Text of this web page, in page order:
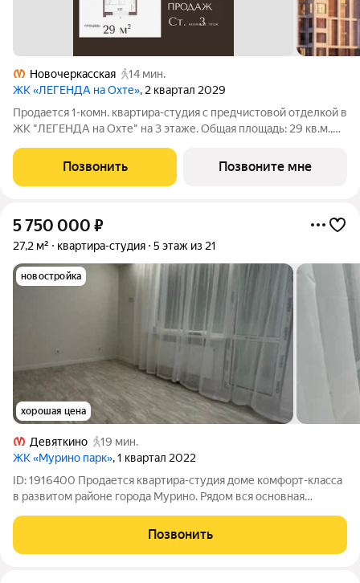
Новочеркасская
14 мин.
ЖК «ЛЕГЕНДА на Охте», 2 квартал 2029
Продается 1-комн. квартира-студия с предчистовой отделкой в
ЖК "ЛЕГЕНДА на Охте" на 3 этаже. Общая площадь: 29 кв.м.,
кухонную зону. Все окна выходят на одну сторону. В квартире
один
Позвонить Позвоните мне
5 750 000 ₽
27,2 м² квартира-студия 5 этаж из 21
новостройка
хорошая цена
Девяткино
19 мин.
ЖК «Мурино парк», 1 квартал 2022
ID: 1916400 Продается квартира-студия доме комфорт-класса
в развитом районе города Мурино. Рядом вся основная
пекарни, фитнес, пукнты выдачи). Пешая доступность до
метро, при необходимости
Позвонить